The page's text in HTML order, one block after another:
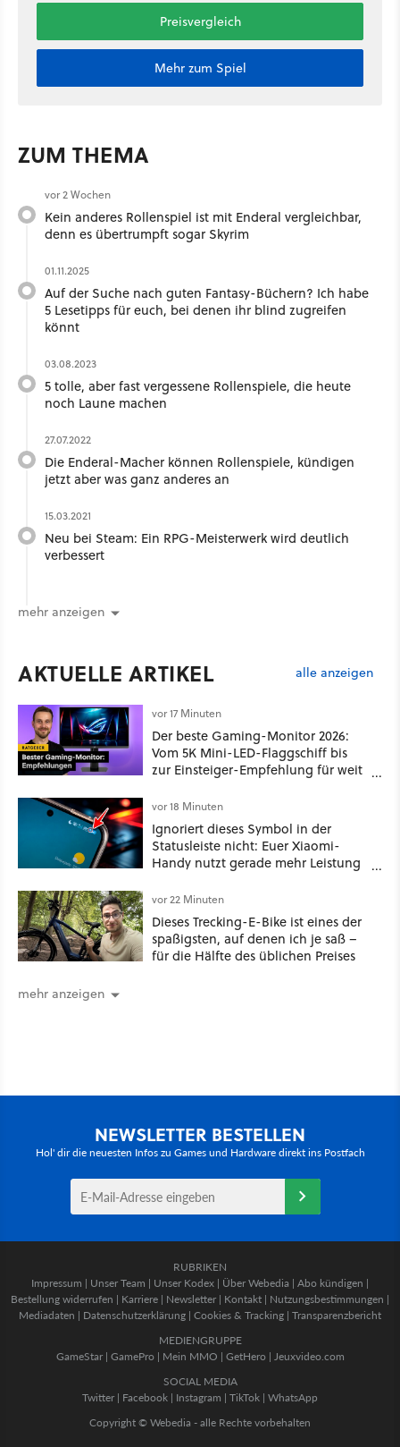
Preisvergleich
Mehr zum Spiel
ZUM THEMA
vor 2 Wochen
Kein anderes Rollenspiel ist mit Enderal vergleichbar,
denn es übertrumpft sogar Skyrim
01.11.2025
Auf der Suche nach guten Fantasy-Büchern? Ich habe
5 Lesetipps für euch, bei denen ihr blind zugreifen
könnt
03.08.2023
5 tolle, aber fast vergessene Rollenspiele, die heute
noch Laune machen
27.07.2022
Die Enderal-Macher können Rollenspiele, kündigen
jetzt aber was ganz anderes an
15.03.2021
Neu bei Steam: Ein RPG-Meisterwerk wird deutlich
verbessert
mehr anzeigen
AKTUELLE ARTIKEL alle anzeigen
vor 17 Minuten
Der beste Gaming-Monitor 2026:
Vom 5K Mini-LED-Flaggschiff bis
zur Einsteiger-Empfehlung für weit
vor 18 Minuten
Ignoriert dieses Symbol in der
Statusleiste nicht: Euer Xiaomi-
Handy nutzt gerade mehr Leistung
vor 22 Minuten
Dieses Trecking-E-Bike ist eines der
spaßigsten, auf denen ich je saß –
für die Hälfte des üblichen Preises
mehr anzeigen
NEWSLETTER BESTELLEN
Hol' dir die neuesten Infos zu Games und Hardware direkt ins Postfach
RUBRIKEN
Impressum | Unser Team | Unser Kodex | Über Webedia | Abo kündigen |
Bestellung widerrufen | Karriere | Newsletter | Kontakt | Nutzungsbestimmungen |
Mediadaten | Datenschutzerklärung | Cookies & Tracking | Transparenzbericht
MEDIENGRUPPE
GameStar| GamePro | Mein MMO | GetHero | Jeuxvideo.com
SOCIAL MEDIA
Twitter | Facebook | Instagram | TikTok | WhatsApp
Copyright © Webedia - alle Rechte vorbehalten